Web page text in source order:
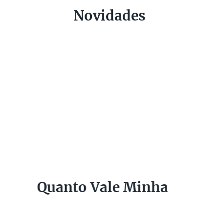
Novidades
Quanto Vale Minha